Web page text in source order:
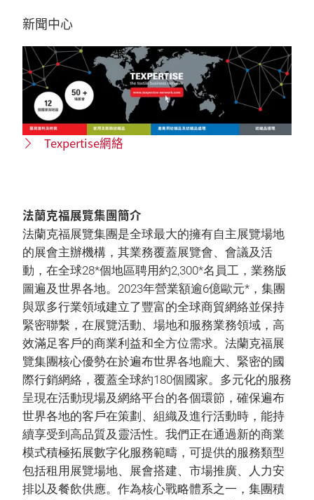
新聞中心
Texpertise網絡
法蘭克福展覽集團簡介
法蘭克福展覽集團是全球最大的擁有自主展覽場地
的展會主辦機構，其業務覆蓋展覽會、會議及活
動，在全球28*個地區聘用約2,300*名員工，業務版
圖遍及世界各地。2023年營業額逾6億歐元*，集團
與眾多行業領域建立了豐富的全球商貿網絡並保持
緊密聯繫，在展覽活動、場地和服務業務領域，高
效滿足客戶的商業利益和全方位需求。法蘭克福展
覽集團核心優勢在於遍布世界各地龐大、緊密的國
際行銷網絡，覆蓋全球約180個國家。多元化的服務
呈現在活動現場及網絡平台的各個環節，確保遍布
世界各地的客戶在策劃、組織及進行活動時，能持
續享受到高品質及靈活性。我們正在通過新的商業
模式積極拓展數字化服務範疇，可提供的服務類型
包括租用展覽場地、展會搭建、市場推廣、人力安
排以及餐飲供應。作為核心戰略體系之一，集團積